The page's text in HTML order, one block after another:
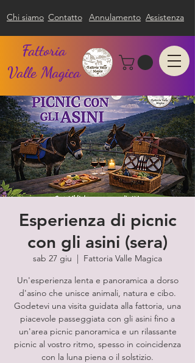
Chi siamo Contatto Annulamento Assistenza
Fattoria
Valle Magica
Esperienza di picnic
con gli asini (sera)
sab 27 giu
  |
Fattoria Valle Magica
Un'esperienza lenta e panoramica a dorso
d'asino che unisce animali, natura e cibo.
Godetevi una visita guidata alla fattoria, una
piacevole passeggiata con gli asini fino a
un'area picnic panoramica e un rilassante
picnic al vostro ritmo, spesso in coincidenza
con la luna piena o il solstizio.